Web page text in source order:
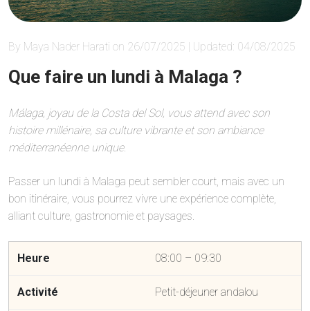
By Maya Nader Harati on 26/07/2025 | Updated: 04/08/2025
Que faire un lundi à Malaga ?
Málaga, joyau de la Costa del Sol, vous attend avec son
histoire millénaire, sa culture vibrante et son ambiance
méditerranéenne unique.
Passer un lundi à Malaga peut sembler court, mais avec un
bon itinéraire, vous pourrez vivre une expérience complète,
alliant culture, gastronomie et paysages.
08:00 – 09:30
Petit-déjeuner andalou